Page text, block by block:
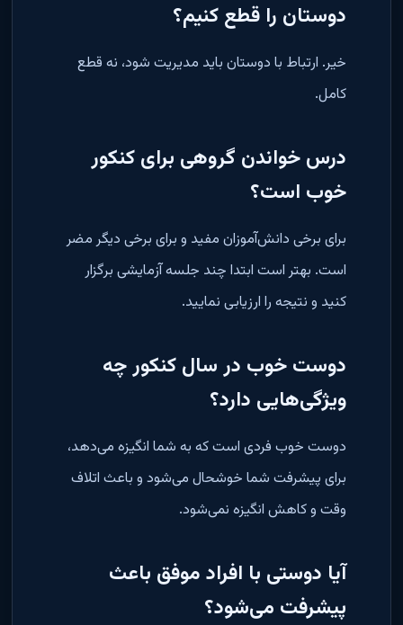
دوستان را قطع کنیم؟
خیر. ارتباط با دوستان باید مدیریت شود، نه قطع
کامل.
درس خواندن گروهی برای کنکور
خوب است؟
برای برخی دانش‌آموزان مفید و برای برخی دیگر مضر
است. بهتر است ابتدا چند جلسه آزمایشی برگزار
کنید و نتیجه را ارزیابی نمایید.
دوست خوب در سال کنکور چه
ویژگی‌هایی دارد؟
دوست خوب فردی است که به شما انگیزه می‌دهد،
برای پیشرفت شما خوشحال می‌شود و باعث اتلاف
وقت و کاهش انگیزه نمی‌شود.
آیا دوستی با افراد موفق باعث
پیشرفت می‌شود؟